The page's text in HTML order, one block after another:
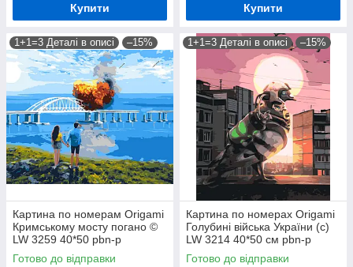
Купити Купити
1+1=3 Деталі в описі –15%
Картина по номерам Origamі
Кримському мосту погано ©
LW 3259 40*50 pbn-p
Готово до відправки
1+1=3 Деталі в описі –15%
Картина по номерах Origamі
Голубині війська України (с)
LW 3214 40*50 см pbn-p
Готово до відправки